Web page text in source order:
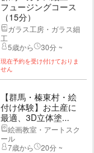
フュージングコース
（15分）
ガラス工房・ガラス細
工
5歳から
30分 ~
現在予約を受け付けておりま
せん
【群馬・榛東村・絵
付け体験】お土産に
最適、3D立体塗...
絵画教室・アートスク
ール
7歳から
20分 ~